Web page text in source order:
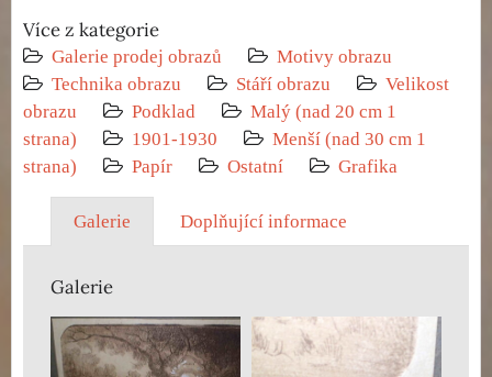
Více z kategorie
Galerie prodej obrazů
Motivy obrazu
Technika obrazu
Stáří obrazu
Velikost
obrazu
Podklad
Malý (nad 20 cm 1
strana)
1901-1930
Menší (nad 30 cm 1
strana)
Papír Ostatní Grafika
Galerie Doplňující informace
Galerie